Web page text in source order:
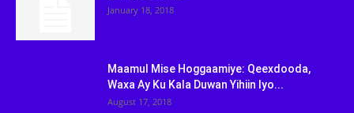
January 18, 2018
Maamul Mise Hoggaamiye: Qeexdooda,
Waxa Ay Ku Kala Duwan Yihiin Iyo...
August 17, 2018